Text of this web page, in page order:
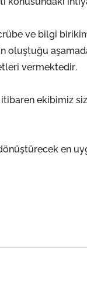
ve bilgi
vermektedir.
ekibimiz
en